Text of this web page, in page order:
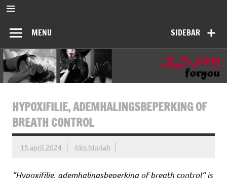
Ga
naar
inhoud
BDSMforyou
SIDEBAR
MENU
HYPOXIFILIE, ADEMHALINGSBEPERKING OF
BREATH CONTROL
15 april 2024 Mrs Moriah
“Hypoxifilie, ademhalingsbeperking of breath control“ is